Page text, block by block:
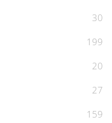
30
199
20
27
159